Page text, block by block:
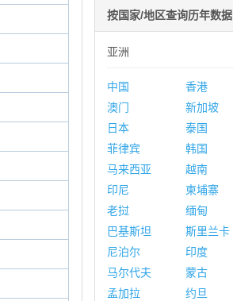
按国家/地区查询历年数据
亚洲
中国
香港
澳门
新加坡
日本
泰国
菲律宾
韩国
马来西亚
越南
印尼
柬埔寨
老挝
缅甸
巴基斯坦
斯里兰卡
尼泊尔
印度
马尔代夫
蒙古
孟加拉
约旦